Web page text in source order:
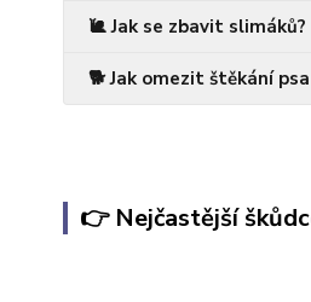
🐌 Jak se zbavit slimáků?
🐕 Jak omezit štěkání psa
👉 Nejčastější